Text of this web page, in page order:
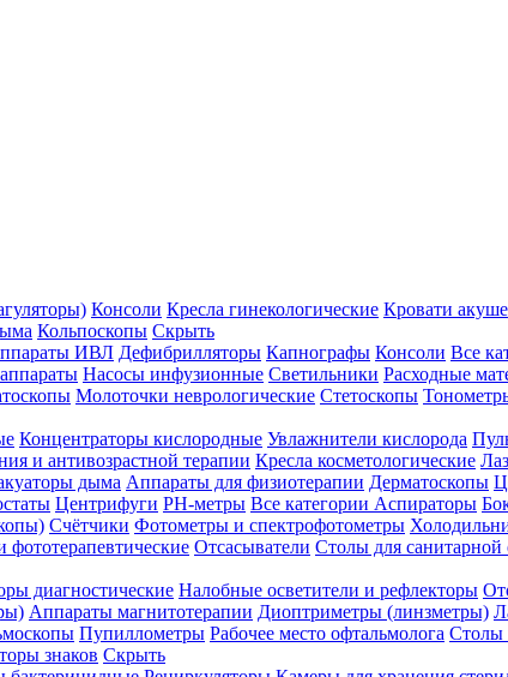
Консоли Кресла гинекологические Кровати
Кольпоскопы Скрыть
ИВЛ Дефибрилляторы Капнографы Консоли Все
Насосы инфузионные Светильники Расходные
Молоточки неврологические Стетоскопы
Концентраторы кислородные Увлажнители кислорода
и антивозрастной терапии Кресла косметологические
дыма Аппараты для физиотерапии Дерматоскопы
Центрифуги PH-метры Все категории Аспираторы
Счётчики Фотометры и спектрофотометры
фототерапевтические Отсасыватели Столы для санитарной
диагностические Налобные осветители и рефлекторы
Аппараты магнитотерапии Диоптриметры (линзметры)
Пупиллометры Рабочее место офтальмолога Столы
знаков Скрыть